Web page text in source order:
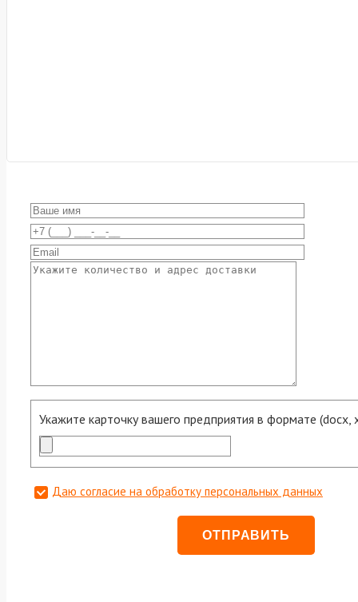
Укажите карточку вашего предприятия в формате (docx,
Даю согласие на обработку персональных данных